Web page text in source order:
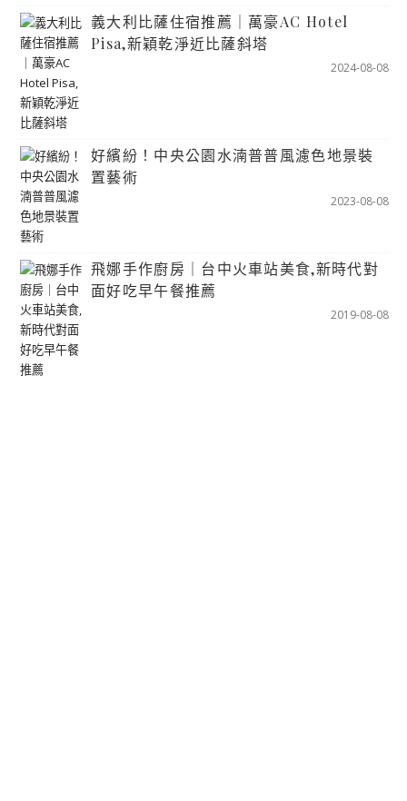
義大利比薩住宿推薦｜萬豪AC Hotel
Pisa,新穎乾淨近比薩斜塔
2024-08-08
好繽紛！中央公園水湳普普風濾色地景裝
置藝術
2023-08-08
飛娜手作廚房｜台中火車站美食,新時代對
面好吃早午餐推薦
2019-08-08